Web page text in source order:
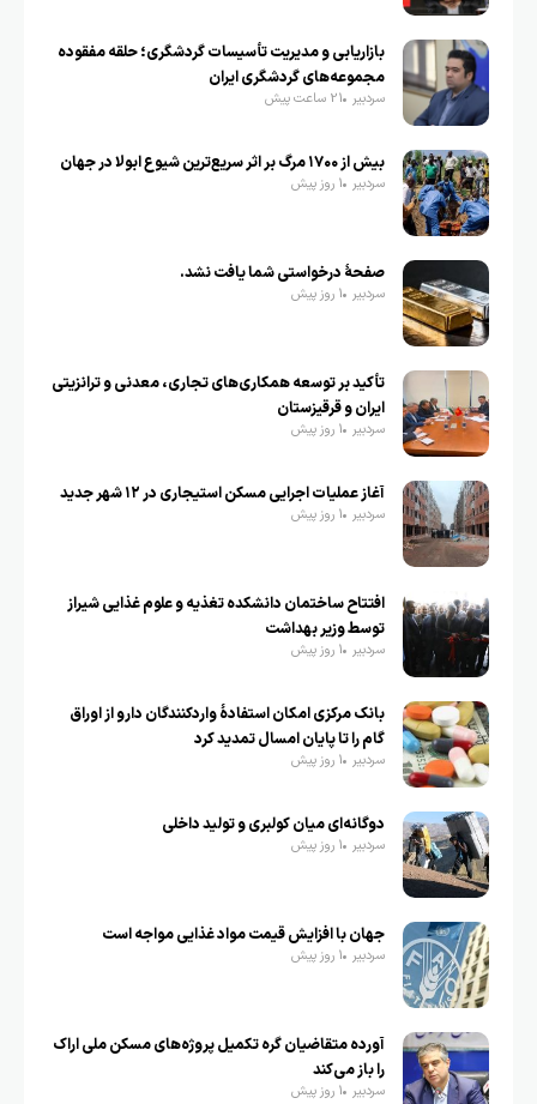
بازاریابی و مدیریت تأسیسات گردشگری؛ حلقه مفقوده
مجموعه‌های گردشگری ایران
سردبیر 21 ساعت پیش
بیش از ۱۷۰۰ مرگ بر اثر سریع‌ترین شیوع ابولا در جهان
سردبیر 1 روز پیش
صفحهٔ درخواستی شما یافت نشد.
سردبیر 1 روز پیش
تأکید بر توسعه همکاری‌های تجاری، معدنی و ترانزیتی
ایران و قرقیزستان
سردبیر 1 روز پیش
آغاز عملیات اجرایی مسکن استیجاری در ۱۲ شهر جدید
سردبیر 1 روز پیش
افتتاح ساختمان دانشکده تغذیه و علوم غذایی شیراز
توسط وزیر بهداشت
سردبیر 1 روز پیش
بانک مرکزی امکان استفادۀ واردکنندگان دارو از اوراق
گام را تا پایان امسال تمدید کرد
سردبیر 1 روز پیش
دوگانه‌ای میان کولبری و تولید داخلی
سردبیر 1 روز پیش
جهان با افزایش قیمت مواد غذایی مواجه است
سردبیر 1 روز پیش
آورده متقاضیان گره تکمیل پروژه‌های مسکن ملی اراک
را باز می‌کند
سردبیر 1 روز پیش